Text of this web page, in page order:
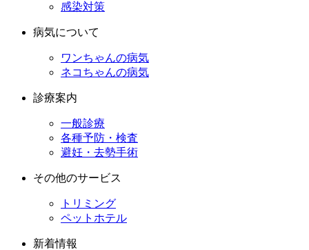
感染対策
病気について
ワンちゃんの病気
ネコちゃんの病気
診療案内
一般診療
各種予防・検査
避妊・去勢手術
その他のサービス
トリミング
ペットホテル
新着情報